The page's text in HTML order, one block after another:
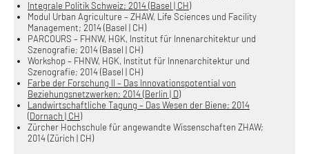
Integrale Politik Schweiz; 2014 (Basel | CH)
Modul Urban Agriculture – ZHAW, Life Sciences und Facility
Management; 2014 (Basel | CH)
PARCOURS – FHNW, HGK, Institut für Innenarchitektur und
Szenografie; 2014 (Basel | CH)
Workshop – FHNW, HGK, Institut für Innenarchitektur und
Szenografie; 2014 (Basel | CH)
Farbe der Forschung II – Das Innovationspotential von
Beziehungsnetzwerken; 2014 (Berlin | D)
Landwirtschaftliche Tagung – Das Wesen der Biene; 2014
(Dornach | CH)
Zürcher Hochschule für angewandte Wissenschaften ZHAW;
2014 (Zürich | CH)